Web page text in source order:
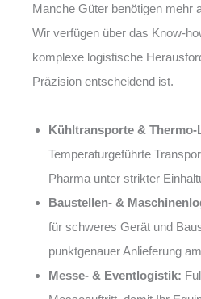
Manche Güter benötigen mehr
Wir verfügen über das Know-
komplexe logistische
Präzision entscheidend ist.
Kühltransporte &
Temperaturgeführte
Pharma unter strikter
Baustellen- &
für schweres Gerät und
punktgenauer Anlieferung
Messe- & Eventlogistik: